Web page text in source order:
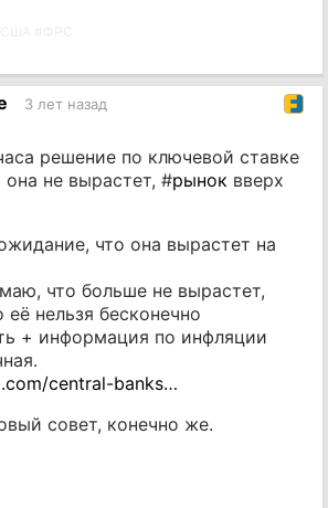
3 лет назад
решение по ключевой ставке
она не вырастет, #рынок вверх
что она вырастет на
что больше не вырастет,
её нельзя бесконечно
+ информация по инфляции
central-banks…
совет, конечно же.